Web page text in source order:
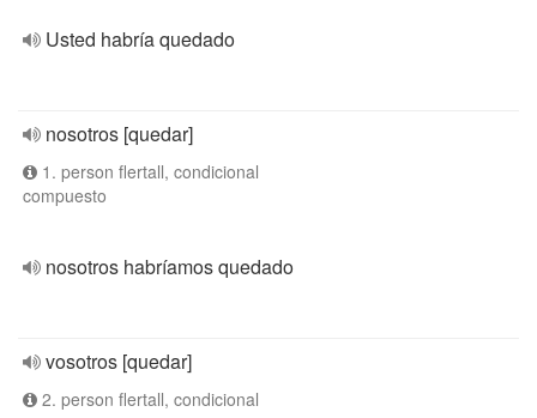
Usted habría quedado
nosotros [quedar]
1. person flertall, condicional
compuesto
nosotros habríamos quedado
vosotros [quedar]
2. person flertall, condicional